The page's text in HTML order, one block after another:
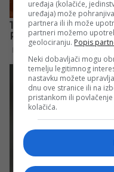
uređaja (kolačiće,
uređaja) može
partnera ili ih može
partneri možemo
geolociranju. Popis
Neki dobavljači mogu
temelju legitimnog
nastavku možete
dnu ove stranice ili na
pristankom ili
kolačića.